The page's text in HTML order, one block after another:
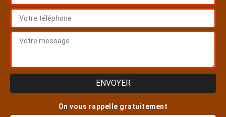
On vous rappelle gratuitement